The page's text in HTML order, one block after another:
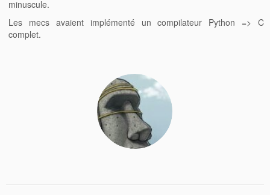
minuscule.
Les mecs avaient implémenté un compilateur Python => C
complet.